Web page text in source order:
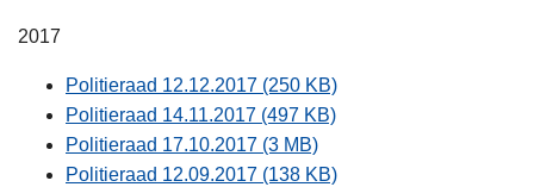
2017
Politieraad 12.12.2017 (250 KB)
Politieraad 14.11.2017 (497 KB)
Politieraad 17.10.2017 (3 MB)
Politieraad 12.09.2017 (138 KB)